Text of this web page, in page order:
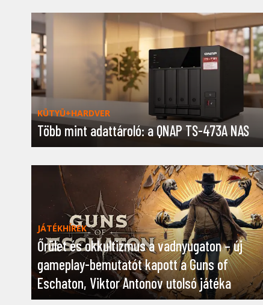
KÜTYÜ+HARDVER
Több mint adattároló: a QNAP TS-473A NAS
JÁTÉKHÍREK
Őrület és okkultizmus a vadnyugaton – új
gameplay-bemutatót kapott a Guns of
Eschaton, Viktor Antonov utolsó játéka